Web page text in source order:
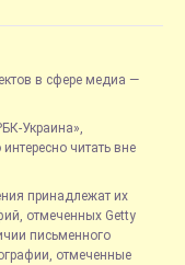
в сфере медиа —
Украина»,
читать вне
принадлежат их
отмеченных Getty
письменного
отмеченные